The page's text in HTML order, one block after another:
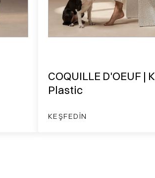
COQUILLE D'OEUF |
Plastic
KEŞFEDIN